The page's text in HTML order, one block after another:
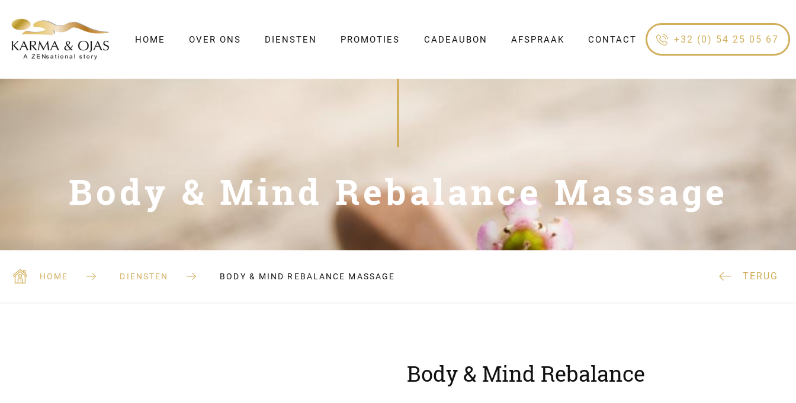
HOME OVER ONS DIENSTEN PROMOTIES CADEAUBON AFSPRAAK CONTACT +32 (0) 54 25 05 67
Body & Mind Rebalance Massage
HOME DIENSTEN BODY & MIND REBALANCE MASSAGE TERUG
Body & Mind Rebalance